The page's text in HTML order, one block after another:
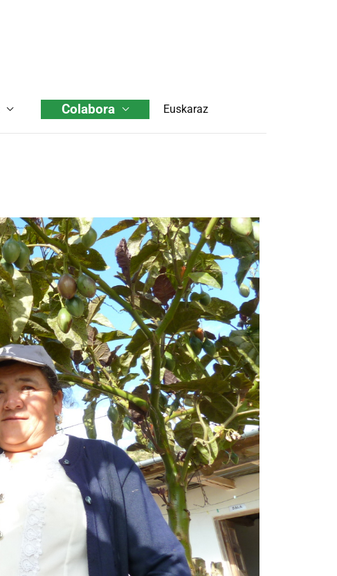
Colabora Euskaraz